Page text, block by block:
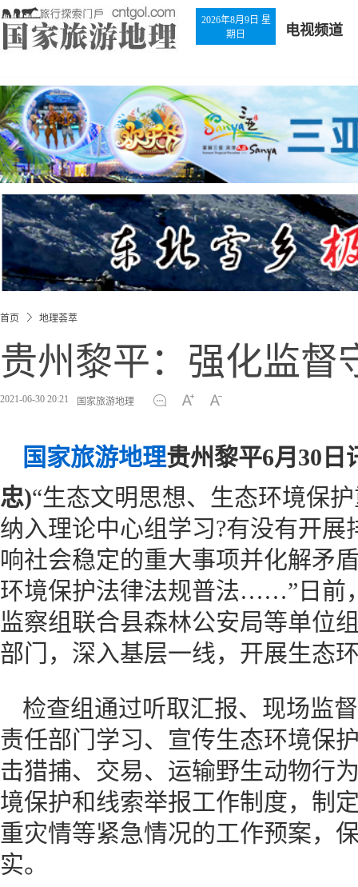
2026年8月9日 星
期日
电视频道
首页 地理荟萃
贵州黎平：强化监督
2021-06-30 20:21 国家旅游地理
国家旅游地理贵州黎平6月30日
忠)“生态文明思想、生态环境保
纳入理论中心组学习?有没有开
响社会稳定的重大事项并化解矛
环境保护法律法规普法……”日前
监察组联合县森林公安局等单位
部门，深入基层一线，开展生态
检查组通过听取汇报、现场监
责任部门学习、宣传生态环境保
击猎捕、交易、运输野生动物行
境保护和线索举报工作制度，制
重灾情等紧急情况的工作预案，
实。